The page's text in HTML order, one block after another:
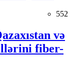
552
və
fiber-